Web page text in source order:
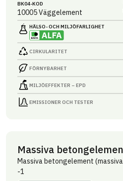
BK04-KOD
10005Väggelement
HÄLSO- OCH MILJÖ­FARLIGHET
CIRKULARITET
FÖRNYBARHET
MILJÖEFFEKTER – EPD
EMISSIONER OCH TESTER
Massiva
Massiva betongelement
-1